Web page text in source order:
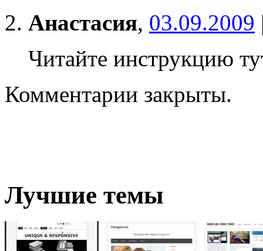
Анастасия, 03.09.2009
Читайте инструкцию
Комментарии закрыты.
Лучшие темы